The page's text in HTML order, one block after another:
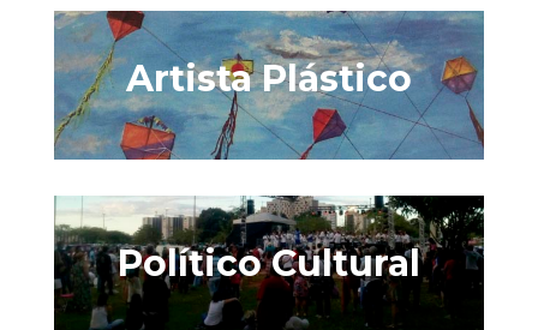
Artista Plástico
Político Cultural